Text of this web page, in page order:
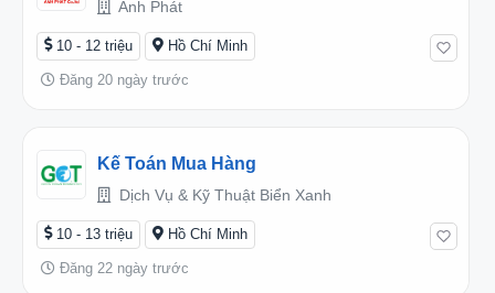
Anh Phát
10 - 12 triệu Hồ Chí Minh
Đăng 20 ngày trước
Kế Toán Mua Hàng
Dịch Vụ & Kỹ Thuật Biển Xanh
10 - 13 triệu Hồ Chí Minh
Đăng 22 ngày trước